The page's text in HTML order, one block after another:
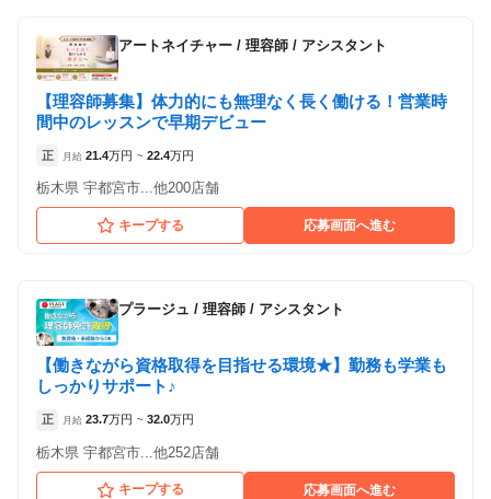
アートネイチャー / 理容師 / アシスタント
【理容師募集】体力的にも無理なく長く働ける！営業時
間中のレッスンで早期デビュー
正 月給 21.4万円 ~ 22.4万円
栃木県 宇都宮市...他200店舗
キープする 応募画面へ進む
プラージュ / 理容師 / アシスタント
【働きながら資格取得を目指せる環境★】勤務も学業も
しっかりサポート♪
正 月給 23.7万円 ~ 32.0万円
栃木県 宇都宮市...他252店舗
キープする 応募画面へ進む